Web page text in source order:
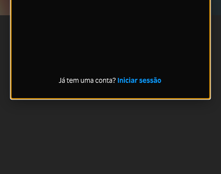
Já tem uma conta? Iniciar sessão